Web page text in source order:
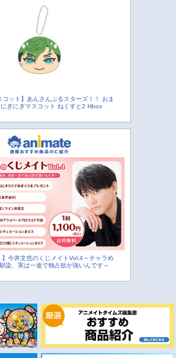
コット】あんさんぶるスターズ！！ おま
ぎにぎマスコット ねくすと2 Hbox
】今井文也のくじメイトVol.4～チャラめ
染、実は一途で独占欲が強いんです～